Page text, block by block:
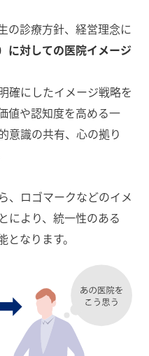
の診療方針、経営理念に
に対しての医院イメージ
確にしたイメージ戦略を
値や認知度を高める一
意識の共有、心の拠り
、ロゴマークなどのイメ
により、統一性のある
となります。